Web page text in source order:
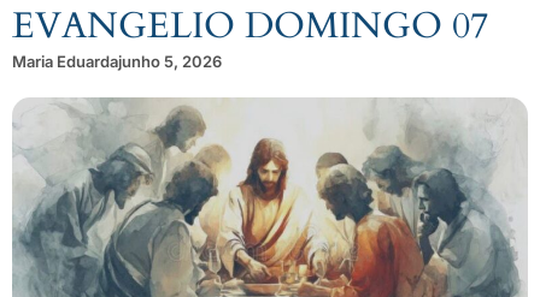
EVANGELIO DOMINGO 07
Maria Eduardajunho 5, 2026